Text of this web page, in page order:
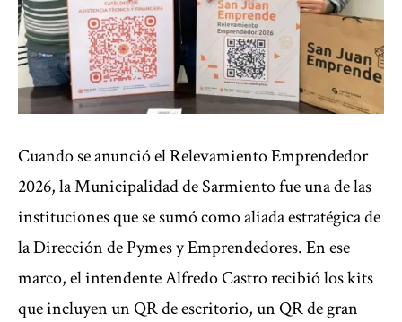
Cuando se anunció el Relevamiento Emprendedor
2026, la Municipalidad de Sarmiento fue una de las
instituciones que se sumó como aliada estratégica de
la Dirección de Pymes y Emprendedores. En ese
marco, el intendente Alfredo Castro recibió los kits
que incluyen un QR de escritorio, un QR de gran